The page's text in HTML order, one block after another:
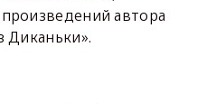
автора
Диканьки».